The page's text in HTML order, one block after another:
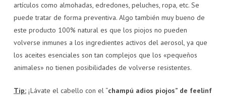
artículos como almohadas, edredones, peluches, ropa, etc. Se
puede tratar de forma preventiva. Algo también muy bueno de
este producto 100% natural es que los piojos no pueden
volverse inmunes a los ingredientes activos del aerosol, ya que
los aceites esenciales son tan complejos que los «pequeños
animales» no tienen posibilidades de volverse resistentes.
Tip: ¡Lávate el cabello con el “champú adios piojos” de feelinf